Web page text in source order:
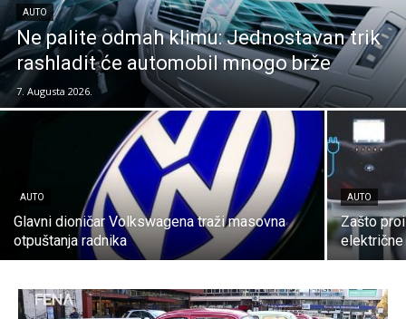
AUTO
Ne palite odmah klimu: Jednostavan trik
rashladit će automobil mnogo brže
7. Augusta 2026.
AUTO
Glavni dioničar Volkswagena traži masovna
otpuštanja radnika
AUTO
Zašto